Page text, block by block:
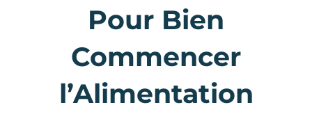
Pour Bien
Commencer
l’Alimentation